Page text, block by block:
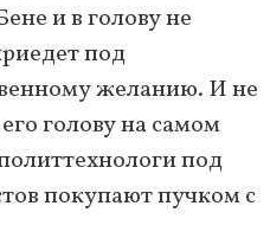
и в голову не
под
желанию. И не
голову на самом
под
покупают пучком с